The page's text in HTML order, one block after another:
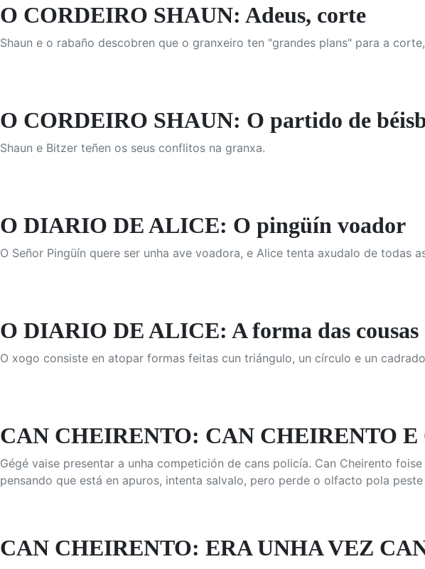
O CORDEIRO SHAUN: Adeus, corte
Shaun e o rabaño descobren que o granxeiro ten "grandes plans" para a
O CORDEIRO SHAUN: O partido de
Shaun e Bitzer teñen os seus conflitos na granxa.
O DIARIO DE ALICE: O pingüín voador
O Señor Pingüín quere ser unha ave voadora, e Alice tenta axudalo de todas
O DIARIO DE ALICE: A forma das cousas
O xogo consiste en atopar formas feitas cun triángulo, un círculo e un
CAN CHEIRENTO: CAN CHEIRENTO
Gégé vaise presentar a unha competición de cans policía. Can Cheirento
pensando que está en apuros, intenta salvalo, pero perde o olfacto pola
CAN CHEIRENTO: ERA UNHA VEZ